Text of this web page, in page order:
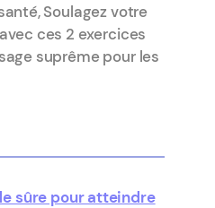
Soulagez votre
ces 2 exercices
suprême pour les
sûre pour atteindre